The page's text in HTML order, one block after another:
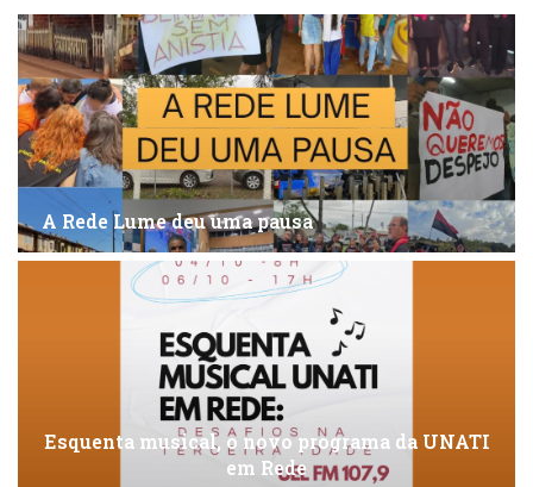
A Rede Lume deu uma pausa
Esquenta musical, o novo programa da UNATI
em Rede